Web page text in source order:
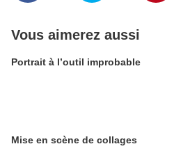
Vous aimerez aussi
Portrait à l’outil improbable
Mise en scène de collages